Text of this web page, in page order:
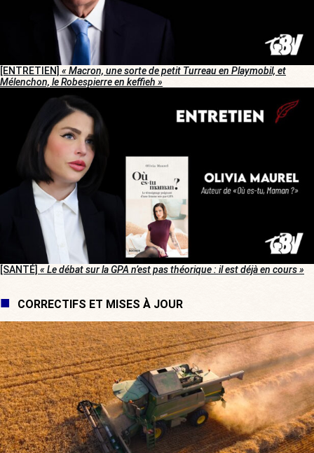
[ENTRETIEN] « Macron, une sorte de petit Turreau en Playmobil, et
Mélenchon, le Robespierre en keffieh »
[SANTÉ] « Le débat sur la GPA n’est pas théorique : il est déjà en cours »
CORRECTIFS ET MISES À JOUR